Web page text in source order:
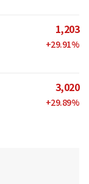
1,203
+29.91%
3,020
+29.89%